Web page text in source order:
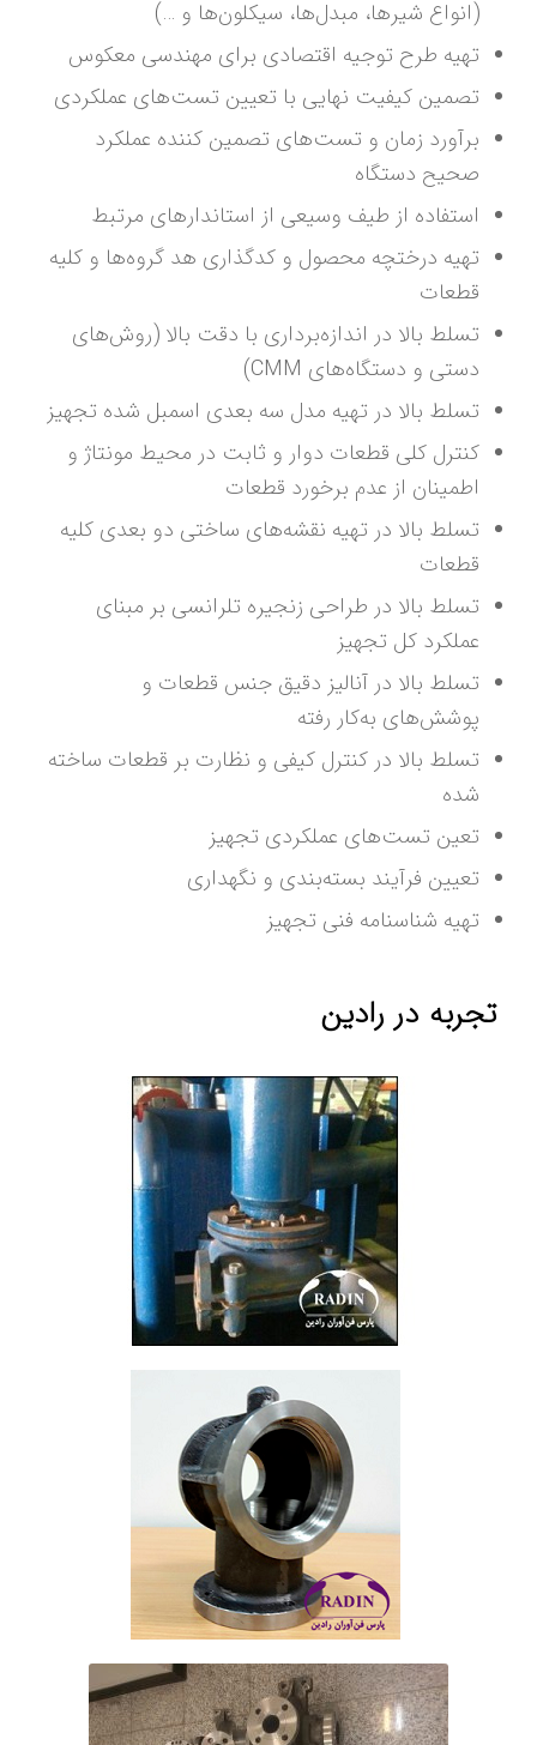
(انواع شیرها، مبدل‌ها، سیکلون‌ها و …)
تهیه طرح توجیه اقتصادی برای مهندسی معکوس
تصمین کیفیت نهایی با تعیین تست‌های عملکردی
برآورد زمان و تست‌های تصمین کننده عملکرد
صحیح دستگاه
استفاده از طیف وسیعی از استاندارهای مرتبط
تهیه درختچه محصول و کدگذاری هد گروه‌ها و کلیه
قطعات
تسلط بالا در اندازه‌برداری با دقت بالا (روش‌های
دستی و دستگاه‌های CMM)
تسلط بالا در تهیه مدل سه بعدی اسمبل شده تجهیز
کنترل کلی قطعات دوار و ثابت در محیط مونتاژ و
اطمینان از عدم برخورد قطعات
تسلط بالا در تهیه نقشه‌های ساختی دو بعدی کلیه
قطعات
تسلط بالا در طراحی زنجیره تلرانسی بر مبنای
عملکرد کل تجهیز
تسلط بالا در آنالیز دقیق جنس قطعات و
پوشش‌های به‌کار رفته
تسلط بالا در کنترل کیفی و نظارت بر قطعات ساخته
شده
تعین تست‌های عملکردی تجهیز
تعیین فرآیند بسته‌بندی و نگهداری
تهیه شناسنامه فنی تجهیز
تجربه در رادین